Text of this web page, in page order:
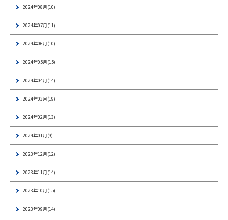
2024年08月(10)
2024年07月(11)
2024年06月(10)
2024年05月(15)
2024年04月(14)
2024年03月(19)
2024年02月(13)
2024年01月(9)
2023年12月(12)
2023年11月(14)
2023年10月(15)
2023年09月(14)